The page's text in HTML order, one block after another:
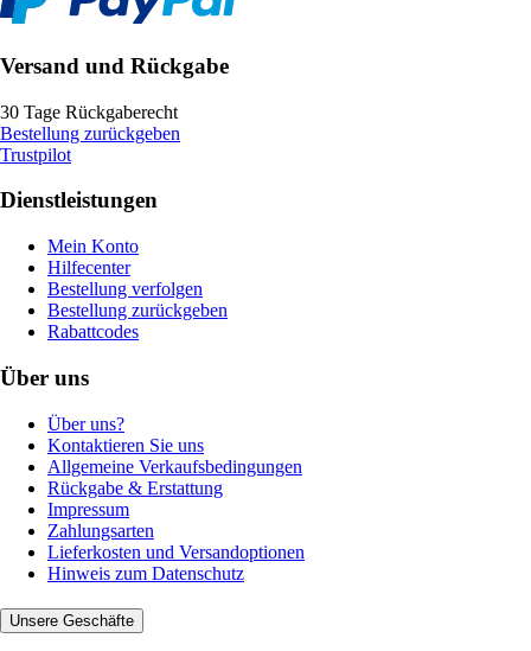
Versand und Rückgabe
30 Tage Rückgaberecht
Bestellung zurückgeben
Trustpilot
Dienstleistungen
Mein Konto
Hilfecenter
Bestellung verfolgen
Bestellung zurückgeben
Rabattcodes
Über uns
Über uns?
Kontaktieren Sie uns
Allgemeine Verkaufsbedingungen
Rückgabe & Erstattung
Impressum
Zahlungsarten
Lieferkosten und Versandoptionen
Hinweis zum Datenschutz
Unsere Geschäfte